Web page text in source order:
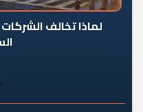
لماذا تخالف